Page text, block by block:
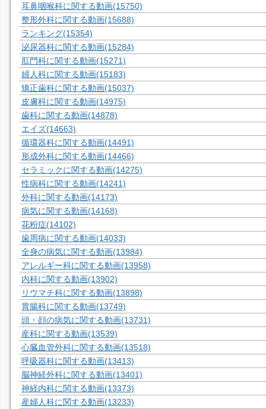
耳鼻咽喉科に関する動画(15750)
整形外科に関する動画(15688)
ランキング(15354)
泌尿器科に関する動画(15284)
肛門科に関する動画(15271)
婦人科に関する動画(15183)
矯正歯科に関する動画(15037)
皮膚科に関する動画(14975)
歯科に関する動画(14878)
エイズ(14663)
循環器科に関する動画(14491)
形成外科に関する動画(14466)
セラミックに関する動画(14275)
性病科に関する動画(14241)
外科に関する動画(14173)
病気に関する動画(14168)
花粉症(14102)
歯周病に関する動画(14033)
全身の病気に関する動画(13984)
アレルギー科に関する動画(13958)
内科に関する動画(13902)
リウマチ科に関する動画(13898)
胃腸科に関する動画(13749)
頭・顔の病気に関する動画(13731)
産科に関する動画(13539)
心臓血管外科に関する動画(13518)
呼吸器科に関する動画(13413)
脳神経外科に関する動画(13401)
神経内科に関する動画(13373)
産婦人科に関する動画(13233)